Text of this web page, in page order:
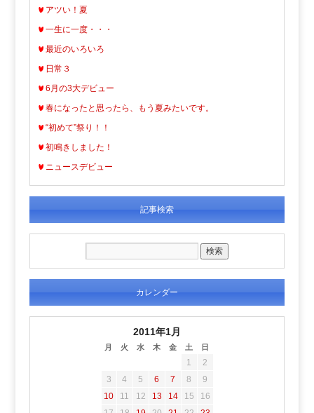
アツい！夏
一生に一度・・・
最近のいろいろ
日常３
6月の3大デビュー
春になったと思ったら、もう夏みたいです。
“初めて”祭り！！
初鳴きしました！
ニュースデビュー
記事検索
カレンダー
2011年1月
月 火 水 木 金 土 日
1
2
3
4 5 6 7 8
9
10
11 12 13 14 15
16